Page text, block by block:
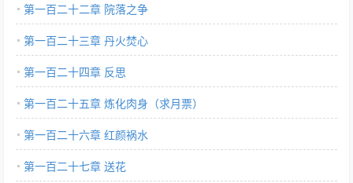
第一百二十二章 院落之争
第一百二十三章 丹火焚心
第一百二十四章 反思
第一百二十五章 炼化肉身（求月票）
第一百二十六章 红颜祸水
第一百二十七章 送花